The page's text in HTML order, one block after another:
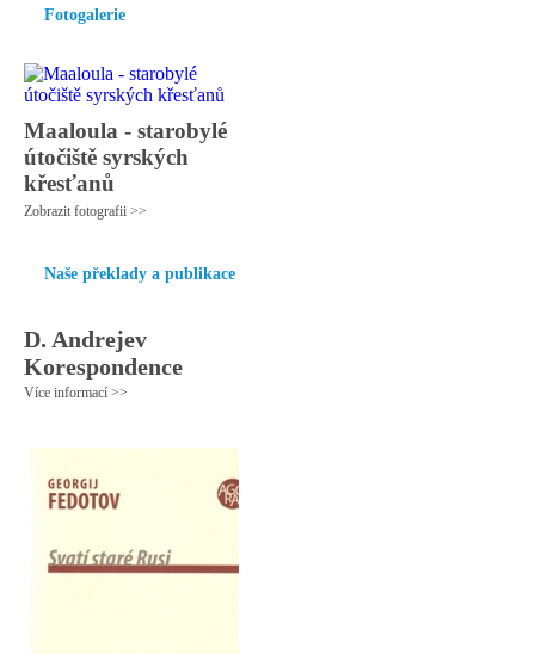
Fotogalerie
Maaloula - starobylé
útočiště syrských
křesťanů
Zobrazit fotografii >>
Naše překlady a publikace
D. Andrejev
Korespondence
Více informací >>